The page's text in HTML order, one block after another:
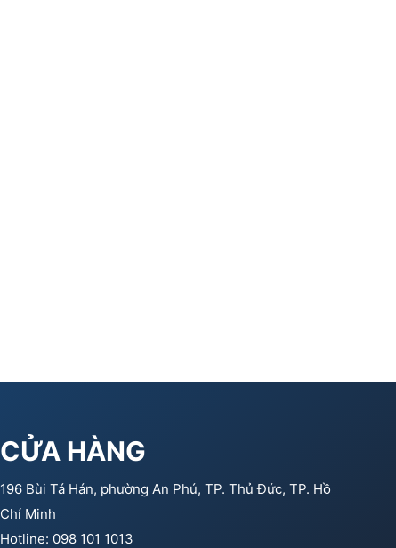
CỬA HÀNG
196 Bùi Tá Hán, phường An Phú, TP. Thủ Đức, TP. Hồ
Chí Minh
Hotline: 098 101 1013